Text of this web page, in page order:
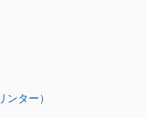
ンター）